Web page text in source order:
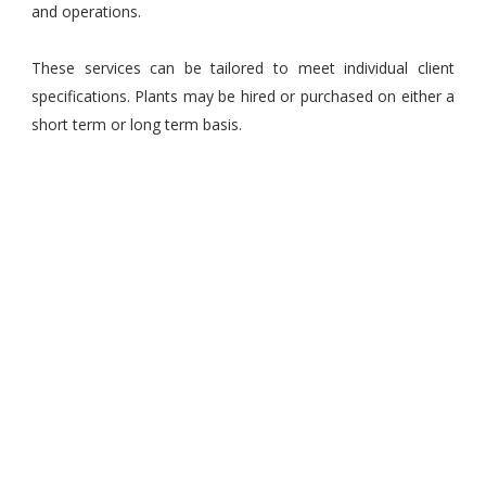
and operations.
These services can be tailored to meet individual client
specifications. Plants may be hired or purchased on either a
short term or long term basis.